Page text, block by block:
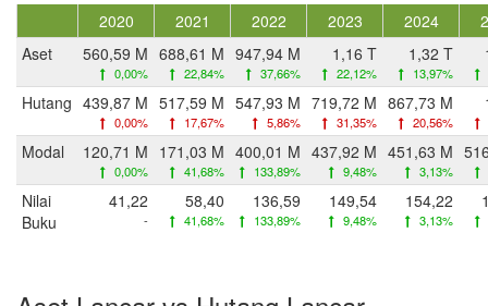
2020 2021 2022 2023 2024
Aset
560,59 M
0,00%
688,61 M
22,84%
947,94 M
37,66%
1,16 T
22,12%
1,32 T
13,97%
Hutang 439,87 M
0,00%
517,59 M
17,67%
547,93 M
5,86%
719,72 M
31,35%
867,73 M
20,56%
Modal 120,71 M
0,00%
171,03 M
41,68%
400,01 M
133,89%
437,92 M
9,48%
451,63 M
3,13%
Nilai
Buku
41,22
-
58,40
41,68%
136,59
133,89%
149,54
9,48%
154,22
3,13%